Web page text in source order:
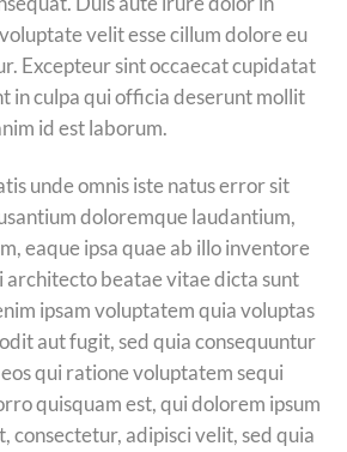
velit esse cillum dolore eu
Excepteur sint occaecat cupidatat
in culpa qui officia deserunt mollit
id est laborum.
unde omnis iste natus error sit
doloremque laudantium,
eaque ipsa quae ab illo inventore
architecto beatae vitae dicta sunt
ipsam voluptatem quia voluptas
aut fugit, sed quia consequuntur
qui ratione voluptatem sequi
quisquam est, qui dolorem ipsum
consectetur, adipisci velit, sed quia